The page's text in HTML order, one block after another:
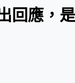
回應，